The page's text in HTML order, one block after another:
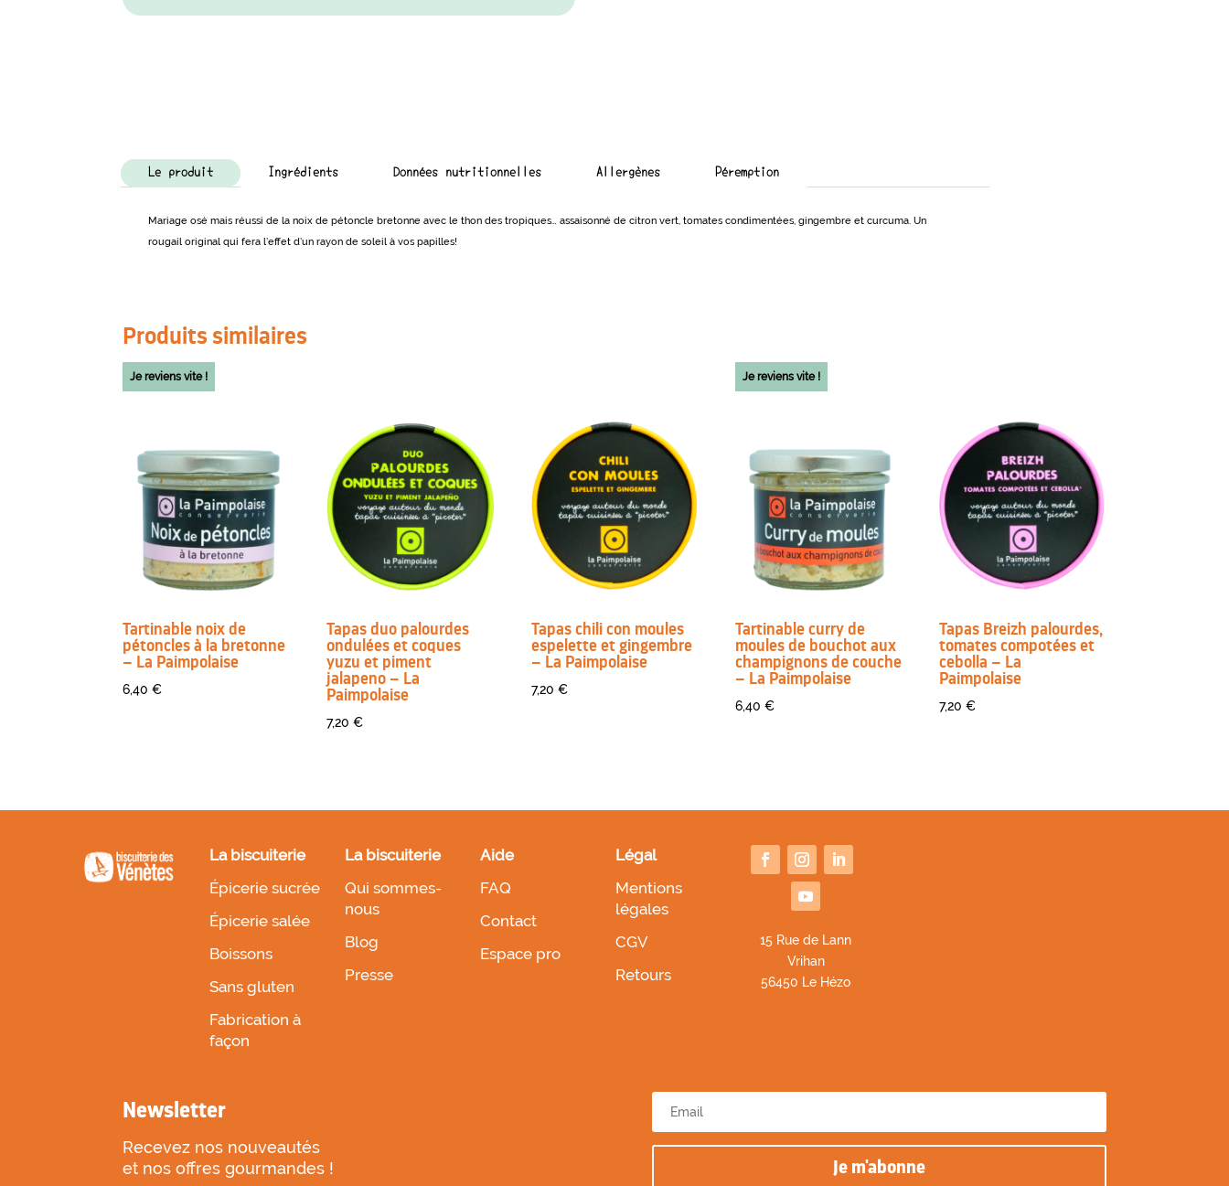
Le produit Ingrédients Données nutritionnelles Allergènes Péremption
Mariage osé mais réussi de la noix de pétoncle bretonne avec le thon des tropiques… assaisonné de citron vert, tomates condimentées, gingembre et curcuma. Un
rougail original qui fera l’effet d’un rayon de soleil à vos papilles!
Produits similaires
Je reviens vite !
Tartinable noix de
pétoncles à la bretonne
– La Paimpolaise
6,40€
Tapas duo palourdes
ondulées et coques
yuzu et piment
jalapeno – La
Paimpolaise
7,20€
Tapas chili con moules
espelette et gingembre
– La Paimpolaise
7,20 €
Je reviens vite !
Tartinable curry de
moules de bouchot aux
champignons de couche
– La Paimpolaise
6,40 €
Tapas Breizh palourdes,
tomates compotées et
cebolla – La
Paimpolaise
7,20 €
La biscuiterie
Épicerie sucrée
Épicerie salée
Boissons
Sans gluten
Fabrication à
façon
La biscuiterie
Qui sommes-
nous
Blog
Presse
Aide
FAQ
Contact
Espace pro
Légal
Mentions
légales
CGV
Retours
15 Rue de Lann
Vrihan
56450 Le Hézo
Newsletter
Recevez nos nouveautés
et nos offres gourmandes !
Je m'abonne